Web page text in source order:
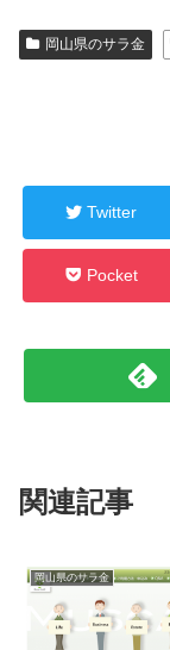
岡山県のサラ金
Twitter
Pocket
関連記事
岡山県のサラ金